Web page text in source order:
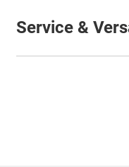
Service &